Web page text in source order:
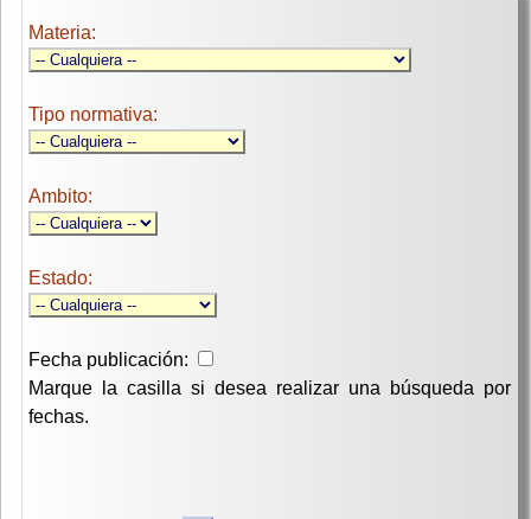
Materia:
Tipo normativa:
Ambito:
Estado:
Fecha publicación:
Marque la casilla si desea realizar una búsqueda por
fechas.